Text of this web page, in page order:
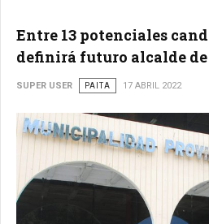
Entre 13 potenciales
definirá futuro alcalde
SUPER USER PAITA 17 ABRIL 2022